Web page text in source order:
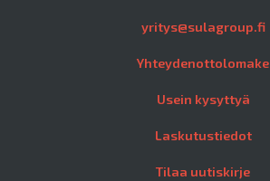
yritys@sulagroup.fi
Yhteydenottolomake
Usein kysyttyä
Laskutustiedot
Tilaa uutiskirje